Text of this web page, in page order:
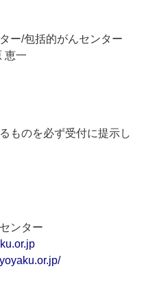
/包括的がんセンター
一
ものを必ず受付に提示し
ンター